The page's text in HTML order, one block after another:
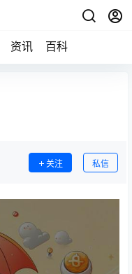
资讯 百科
关注 私信